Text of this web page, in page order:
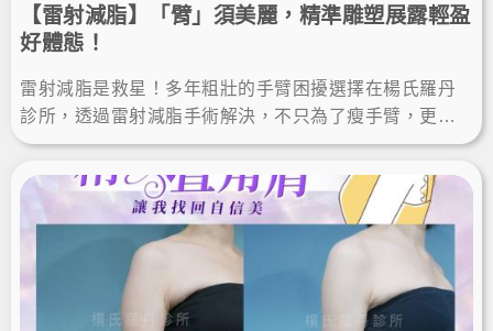
【雷射減脂】「臂」須美麗，精準雕塑展露輕盈
好體態！
雷射減脂是救星！多年粗壯的手臂困擾選擇在楊氏羅丹
診所，透過雷射減脂手術解決，不只為了瘦手臂，更是
追求完美體態的精準雕塑。讓我徹底找回自信，輕鬆駕
馭無袖上衣！